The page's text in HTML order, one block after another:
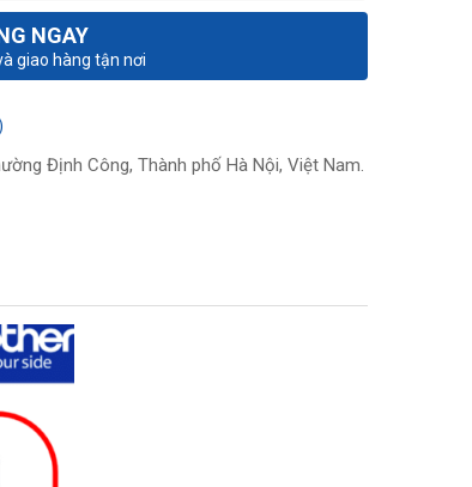
NGAY
giao hàng tận nơi
Định Công, Thành phố Hà Nội, Việt Nam.